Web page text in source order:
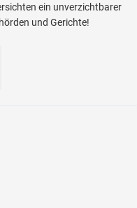
ein unverzichtbarer
und Gerichte!